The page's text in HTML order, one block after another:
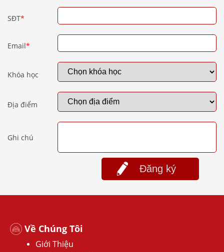
SĐT*
Email*
Khóa học
Địa điểm
Ghi chú
Đăng ký
Về Chúng Tôi
Giới Thiệu